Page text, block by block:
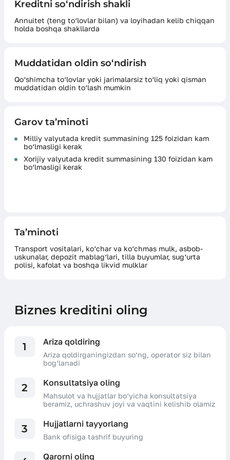
Kreditni so‘ndirish shakli
Annuitet (teng to‘lovlar bilan) va loyihadan kelib chiqqan
holda boshqa shakllarda
Muddatidan oldin so‘ndirish
Qo‘shimcha to‘lovlar yoki jarimalarsiz to‘liq yoki qisman
muddatidan oldin to‘lash mumkin
Garov ta’minoti
Milliy valyutada kredit summasining 125 foizidan kam
bo‘lmasligi kerak
Xorijiy valyutada kredit summasining 130 foizidan kam
bo‘lmasligi kerak
Ta’minoti
Transport vositalari, ko‘char va ko‘chmas mulk, asbob-
uskunalar, depozit mablag‘lari, tilla buyumlar, sug‘urta
polisi, kafolat va boshqa likvid mulklar
Biznes kreditini oling
1 Ariza qoldiring
Ariza qoldirganingizdan so‘ng, operator siz bilan
bog‘lanadi
2 Konsultatsiya oling
Mahsulot va hujjatlar bo‘yicha konsultatsiya
beramiz, uchrashuv joyi va vaqtini kelishib olamiz
3 Hujjatlarni tayyorlang
Bank ofisiga tashrif buyuring
Qarorni oling